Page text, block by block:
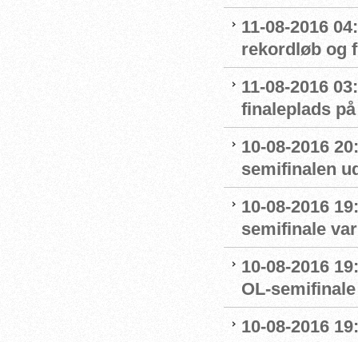
11-08-2016
rekordløb og
11-08-2016
finaleplads
10-08-2016
semifinalen
10-08-2016
semifinale
10-08-2016
OL-
10-08-2016